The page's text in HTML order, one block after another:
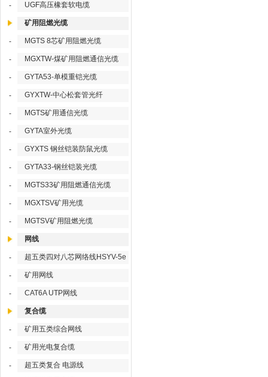
- UGF高压橡套软电缆
矿用阻燃光缆
- MGTS 8芯矿用阻燃光缆
- MGXTW-煤矿用阻燃通信光缆
- GYTA53-单模重铠光缆
- GYXTW-中心松套管光纤
- MGTS矿用通信光缆
- GYTA室外光缆
- GYXTS 钢丝铠装防鼠光缆
- GYTA33-钢丝铠装光缆
- MGTS33矿用阻燃通信光缆
- MGXTSV矿用光缆
- MGTSV矿用阻燃光缆
网线
- 超五类四对八芯网络线HSYV-5e
- 矿用网线
- CAT6A UTP网线
复合缆
- 矿用五类综合网线
- 矿用光电复合缆
- 超五类复合 电源线